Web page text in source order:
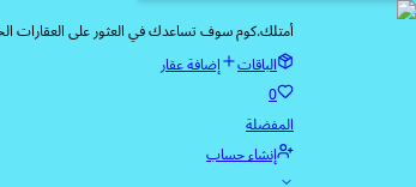
أمتلك.كوم سوف تساعدك في العثور على العقارات
الباقات إضافة عقار
0
المفضلة
إنشاء حساب